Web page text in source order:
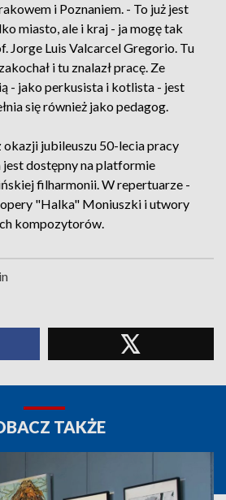
i Poznaniem. - To już jest
miasto, ale i kraj - ja mogę tak
Jorge Luis Valcarcel Gregorio. Tu
i tu znalazł pracę. Ze
- jako perkusista i kotlista - jest
się również jako pedagog.
jubileuszu 50-lecia pracy
dostępny na platformie
filharmonii. W repertuarze -
"Halka" Moniuszki i utwory
kompozytorów.
TAKŻE